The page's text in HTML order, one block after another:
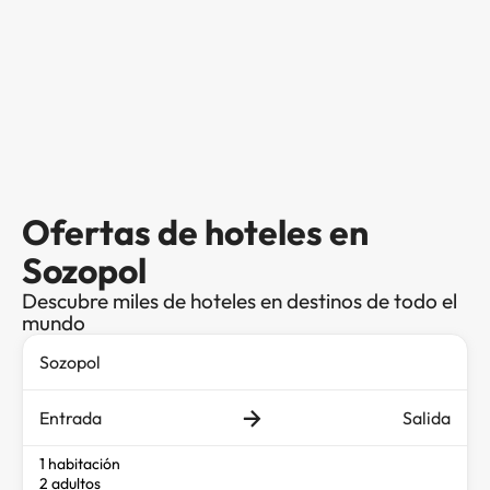
Ofertas de hoteles en
Sozopol
Descubre miles de hoteles en destinos de todo el
mundo
Entrada Salida
1 habitación
2 adultos